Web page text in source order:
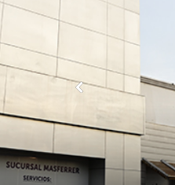
Anterior